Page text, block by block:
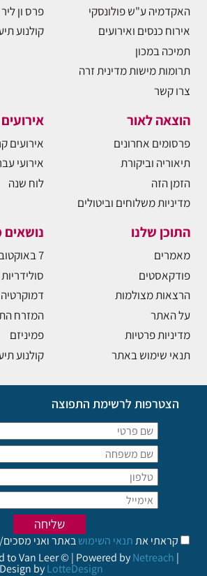
האקדמיה ע"ש פולונסקי
אירוח כנסים ואירועים
תמיכה במכון
תרומות מישות מדינית זרה
צרו קשר
פרס ון ליר
קולנוע
הוצאה לאור
פרסומים אחרונים
תיאוריה וביקורת
הזמן הזה
מדיניות משלוחים וביטולים
אירועים
אירועים
אירועי
לוח שנה
התוכן שלנו
מאמרים
פודקאסטים
הרצאות מצולמות
על האתר
מדיניות פרטיות
תנאי שימוש באתר
נושאים
7 באוקטובר
סולידריות
דמוקרטיה
המזרח
פמיניזם
קולנוע
הצטרפות לרשימת התפוצה
קראתי אתתנאי השימושבאתר ואני
to Van Leer © | Powered byNetreach |
Design byLotteDesign